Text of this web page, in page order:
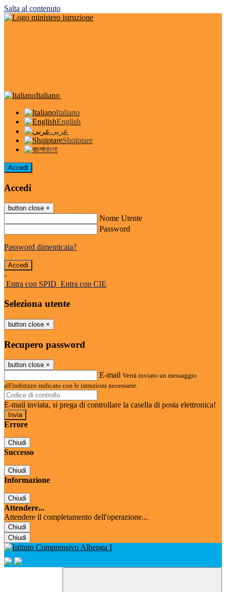
Salta al contenuto
Italiano
Italiano
English
عربى
Shqiptare
বাংলা
Accedi
Accedi
button close ×
Nome Utente
Password
Password dimenticata?
-
Entra con SPID Entra con CIE
Seleziona utente
button close ×
Recupero password
button close ×
E-mail Verrà inviato un messaggio
all'indirizzo indicato con le istruzioni necessarie.
E-mail inviata, si prega di controllare la casella di posta elettronica!
Errore
Chiudi
Successo
Chiudi
Informazione
Chiudi
Attendere...
Attendere il completamento dell'operazione...
Chiudi
Chiudi